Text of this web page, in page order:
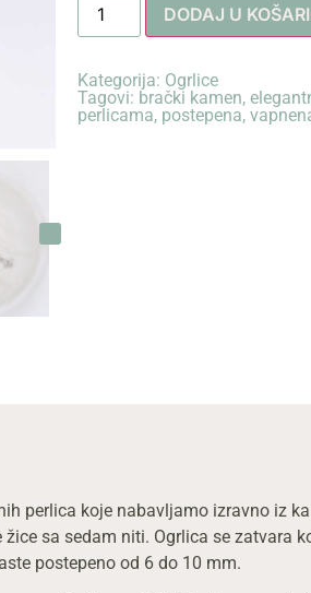
DODAJ U
Kategorija: Ogrlice
Tagovi: brački kamen,
perlicama, postepena,
perlica koje nabavljamo izravno iz
sa sedam niti. Ogrlica se zatvara
postepeno od 6 do 10 mm.